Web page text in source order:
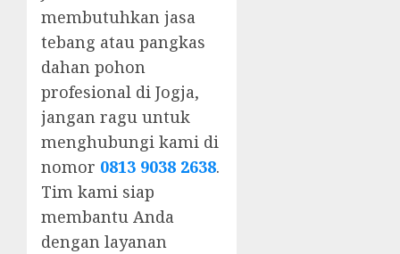
membutuhkan jasa
tebang atau pangkas
dahan pohon
profesional di Jogja,
jangan ragu untuk
menghubungi kami di
nomor 0813 9038 2638.
Tim kami siap
membantu Anda
dengan layanan